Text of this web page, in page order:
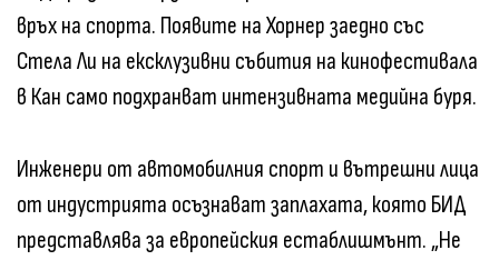
връх на спорта. Появите на Хорнер заедно със
Стела Ли на ексклузивни събития на кинофестивала
в Кан само подхранват интензивната медийна буря.
Инженери от автомобилния спорт и вътрешни лица
от индустрията осъзнават заплахата, която БИД
представлява за европейския естаблишмънт. „Не